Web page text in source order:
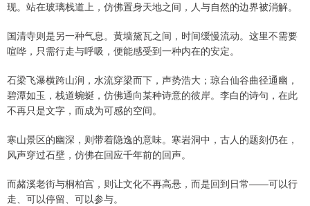
现。站在玻璃栈道上，仿佛置身天地之间，人与自然的边界被消解。
国清寺则是另一种气息。黄墙黛瓦之间，时间缓慢流动。这里不需要
喧哗，只需行走与呼吸，便能感受到一种内在的安定。
石梁飞瀑横跨山涧，水流穿梁而下，声势浩大；琼台仙谷曲径通幽，
碧潭如玉，栈道蜿蜒，仿佛通向某种诗意的彼岸。李白的诗句，在此
不再只是文字，而成为可感的空间。
寒山景区的幽深，则带着隐逸的意味。寒岩洞中，古人的题刻仍在，
风声穿过石壁，仿佛在回应千年前的回声。
而赭溪老街与桐柏宫，则让文化不再高悬，而是回到日常——可以行
走、可以停留、可以参与。